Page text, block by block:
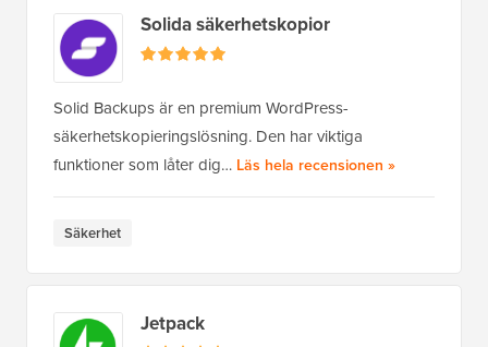
Solida säkerhetskopior
Solid Backups är en premium WordPress-
säkerhetskopieringslösning. Den har viktiga
funktioner som låter dig… Läs hela recensionen av Solid
»
Säkerhet
Jetpack